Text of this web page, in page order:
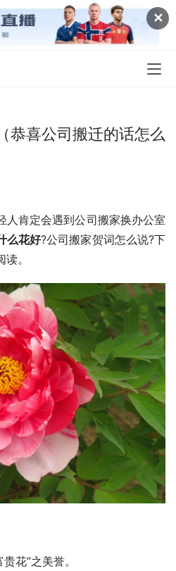
✕
恭喜公司搬迁的话怎么
人肯定会遇到公司搬家换办公室
么花好?公司搬家贺词怎么说?下
。
花”之美誉。